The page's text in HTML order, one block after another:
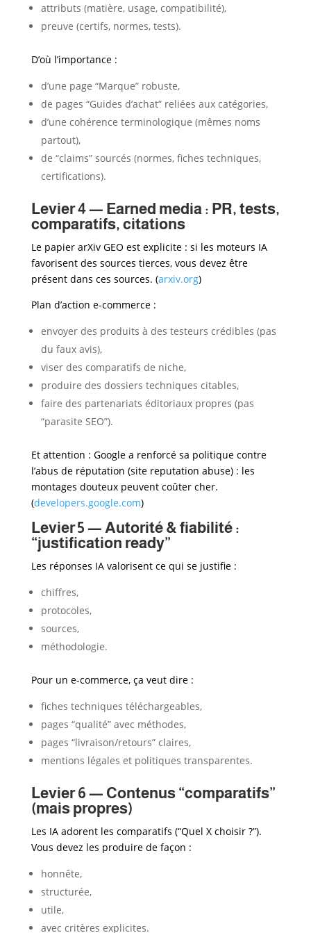
attributs (matière, usage, compatibilité),
preuve (certifs, normes, tests).
D’où l’importance :
d’une page “Marque” robuste,
de pages “Guides d’achat” reliées aux catégories,
d’une cohérence terminologique (mêmes noms
partout),
de “claims” sourcés (normes, fiches techniques,
certifications).
Levier 4 — Earned media : PR, tests,
comparatifs, citations
Le papier arXiv GEO est explicite : si les moteurs IA
favorisent des sources tierces, vous devez être
présent dans ces sources. (arxiv.org)
Plan d’action e-commerce :
envoyer des produits à des testeurs crédibles (pas
du faux avis),
viser des comparatifs de niche,
produire des dossiers techniques citables,
faire des partenariats éditoriaux propres (pas
“parasite SEO”).
Et attention : Google a renforcé sa politique contre
l’abus de réputation (site reputation abuse) : les
montages douteux peuvent coûter cher.
(developers.google.com)
Levier 5 — Autorité & fiabilité :
“justification ready”
Les réponses IA valorisent ce qui se justifie :
chiffres,
protocoles,
sources,
méthodologie.
Pour un e-commerce, ça veut dire :
fiches techniques téléchargeables,
pages “qualité” avec méthodes,
pages “livraison/retours” claires,
mentions légales et politiques transparentes.
Levier 6 — Contenus “comparatifs”
(mais propres)
Les IA adorent les comparatifs (“Quel X choisir ?”).
Vous devez les produire de façon :
honnête,
structurée,
utile,
avec critères explicites.